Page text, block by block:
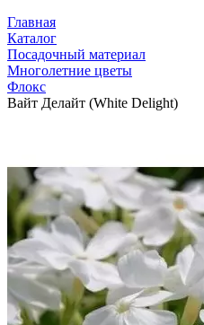
Главная
Каталог
Посадочный материал
Многолетние цветы
Флокс
Вайт Делайт (White Delight)